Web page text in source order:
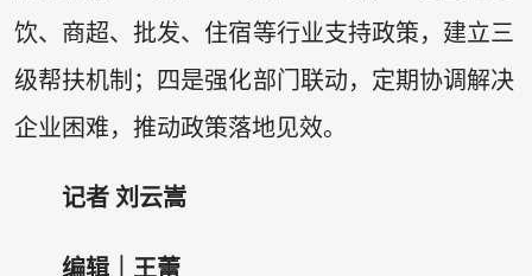
饮、商超、批发、住宿等行业支持政策，建立三
级帮扶机制；四是强化部门联动，定期协调解决
企业困难，推动政策落地见效。
记者 刘云嵩
编辑｜王蕾